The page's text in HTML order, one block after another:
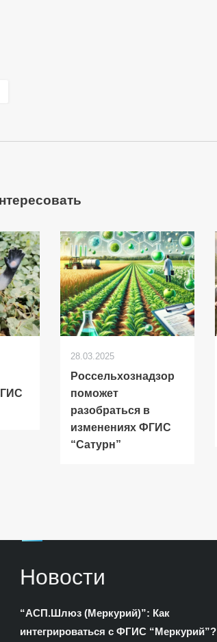
28.03.2025
Россельхознадзор
поможет
разобраться в
изменениях ФГИС
“Сатурн”
Новости
“АСП.Шлюз (Меркурий)”: Как
интегрироваться с ФГИС “Меркурий”?